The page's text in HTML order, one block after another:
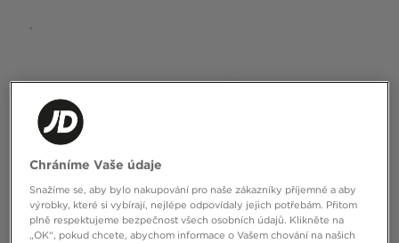
Chráníme Vaše údaje
Snažíme se, aby bylo nakupování pro naše zákazníky příjemné a aby
výrobky, které si vybírají, nejlépe odpovídaly jejich potřebám. Přitom
plně respektujeme bezpečnost všech osobních údajů. Klikněte na
„OK“, pokud chcete, abychom informace o Vašem chování na našich